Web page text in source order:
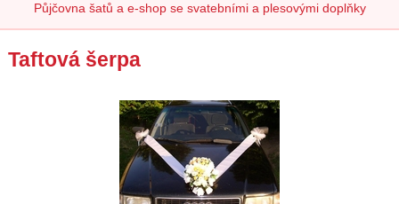
Půjčovna šatů a e-shop se svatebními a plesovými doplňky
Taftová šerpa